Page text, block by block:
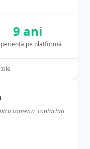
9 ani
pe platformă
comenzi, contactați